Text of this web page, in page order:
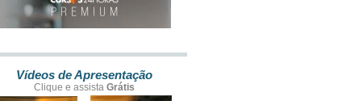
Vídeos de Apresentação
Clique e assista Grátis